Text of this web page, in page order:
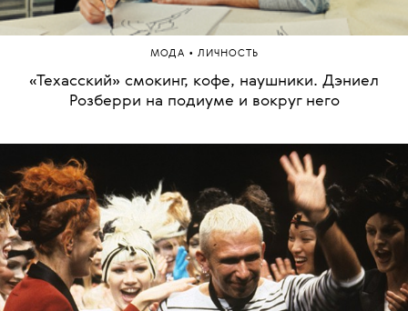
МОДА • ЛИЧНОСТЬ
«Техасский» смокинг, кофе, наушники. Дэниел
Розберри на подиуме и вокруг него